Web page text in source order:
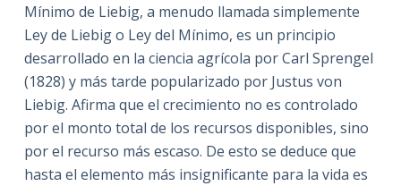
Mínimo de Liebig, a menudo llamada simplemente
Ley de Liebig o Ley del Mínimo, es un principio
desarrollado en la ciencia agrícola por Carl Sprengel
(1828) y más tarde popularizado por Justus von
Liebig. Afirma que el crecimiento no es controlado
por el monto total de los recursos disponibles, sino
por el recurso más escaso. De esto se deduce que
hasta el elemento más insignificante para la vida es